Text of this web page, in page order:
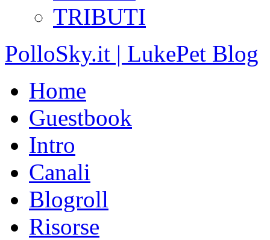
TRIBUTI
PolloSky.it | LukePet Blog
Home
Guestbook
Intro
Canali
Blogroll
Risorse